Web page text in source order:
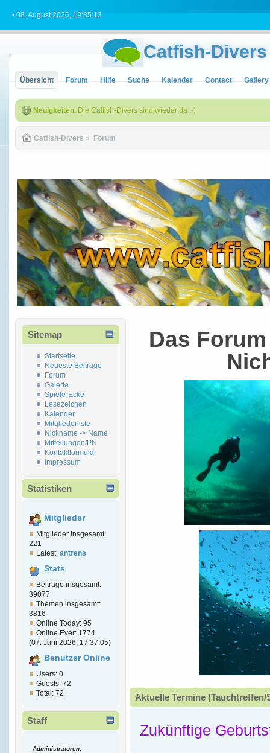
• 08. August 2026, 19:35:13
Catfish-Divers
Übersicht Forum Hilfe Suche Kalender Contact Gallery
Neuigkeiten: Die Catfish-Divers sind wieder da :-)
Catfish-Divers » Forum
Sitemap
Startseite
Neueste Beiträge
Forum
Galerie
Spiele-Ecke
Lesezeichen
Kalender
Mitgliederliste
Nickname -> Name
Mitteilungen/PN
Kontaktformular
Impressum
Statistiken
Mitglieder
Mitglieder insgesamt:
221
Latest: antrens
Stats
Beiträge insgesamt:
39077
Themen insgesamt:
3816
Online Today: 95
Online Ever: 1774
(07. Juni 2026, 17:37:05)
Benutzer Online
Users: 0
Guests: 72
Total: 72
Staff
Administratoren:
Das
Aktuelle Termine
Zukünftige